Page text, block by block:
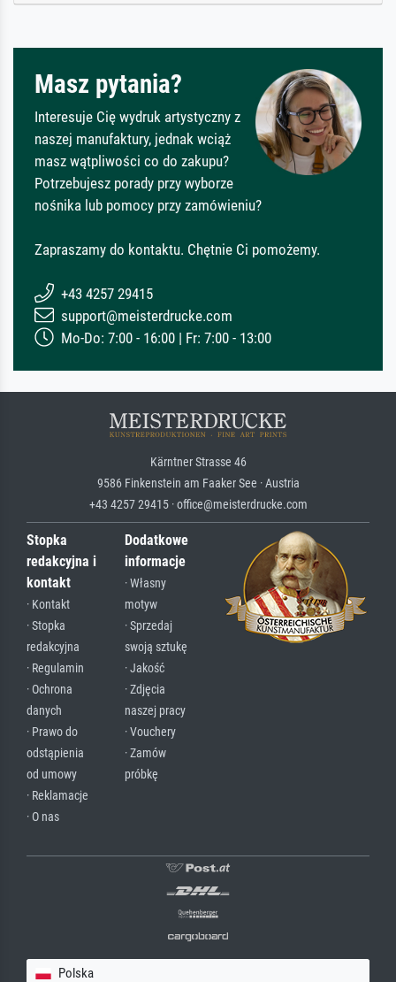
Masz pytania?
Interesuje Cię wydruk artystyczny z
naszej manufaktury, jednak wciąż
masz wątpliwości co do zakupu?
Potrzebujesz porady przy wyborze
nośnika lub pomocy przy zamówieniu?
Zapraszamy do kontaktu. Chętnie Ci pomożemy.
+43 4257 29415
support@meisterdrucke.com
Mo-Do: 7:00 - 16:00 | Fr: 7:00 - 13:00
Kärntner Strasse 46
9586 Finkenstein am Faaker See · Austria
+43 4257 29415 · office@meisterdrucke.com
Stopka
redakcyjna i
kontakt
· Kontakt
· Stopka
redakcyjna
· Regulamin
· Ochrona
danych
· Prawo do
odstąpienia
od umowy
· Reklamacje
· O nas
Dodatkowe
informacje
· Własny
motyw
· Sprzedaj
swoją sztukę
· Jakość
· Zdjęcia
naszej pracy
· Vouchery
· Zamów
próbkę
Polska